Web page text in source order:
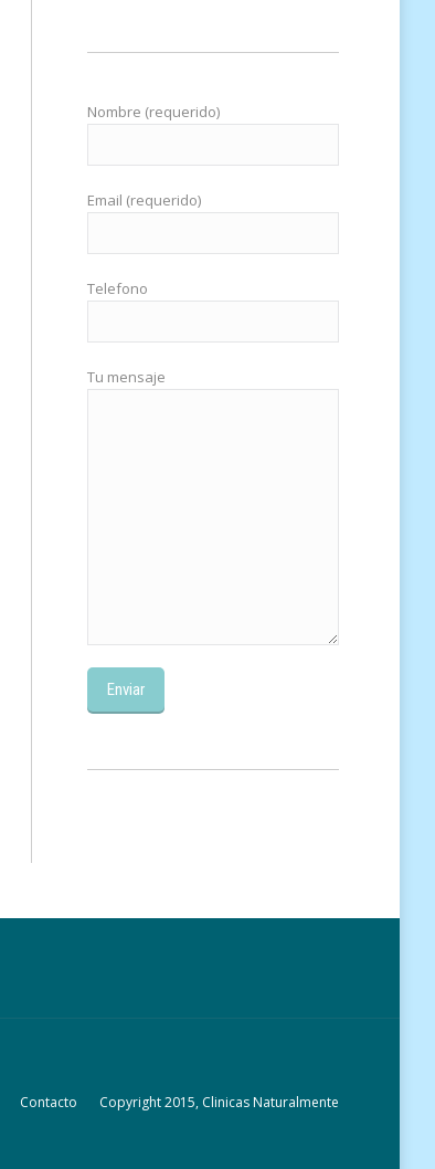
Nombre (requerido)
Email (requerido)
Telefono
Tu mensaje
Contacto Copyright 2015, Clinicas Naturalmente